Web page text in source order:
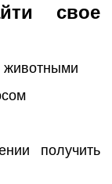
свое
животными
получить